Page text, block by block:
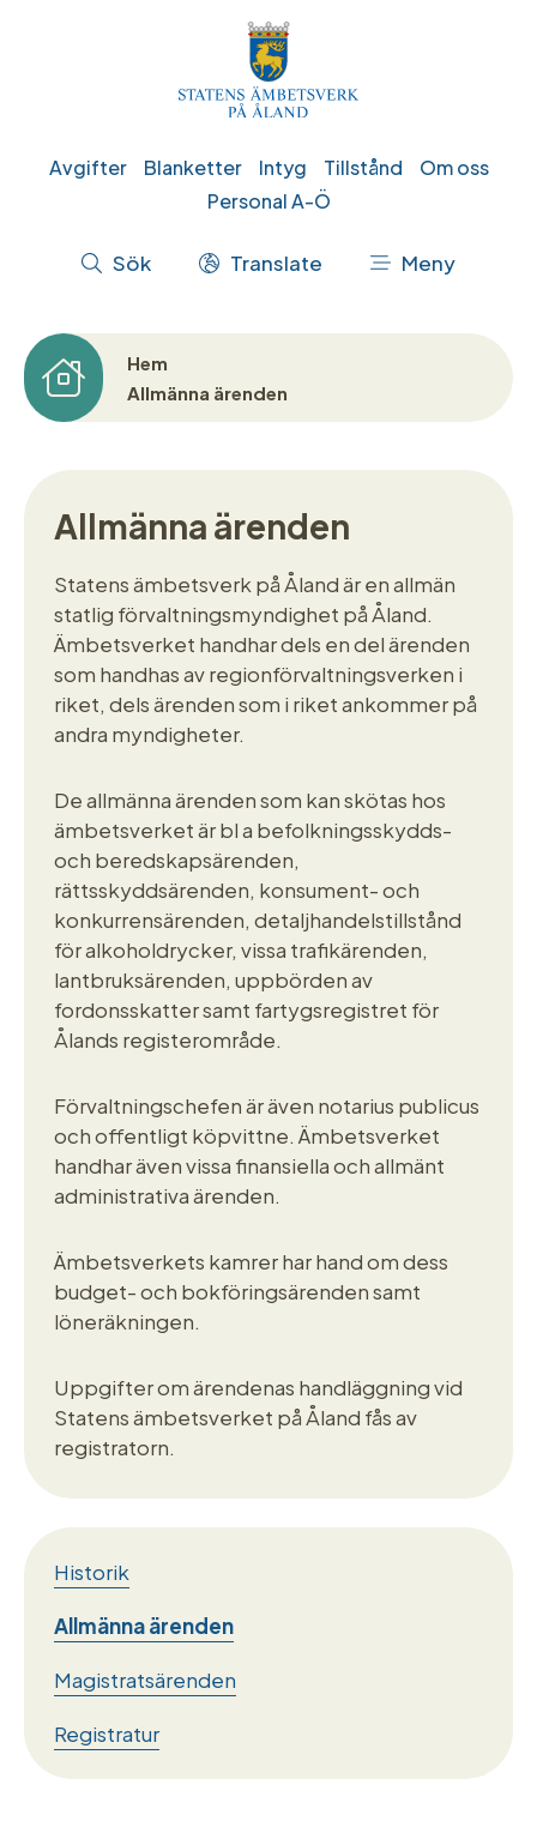
Genvägar
Avgifter Blanketter Intyg Tillstånd
Om oss
Personal A-Ö
Åtgärdsmeny
Sök Translate Meny
Länkstig
Hem
Allmänna ärenden
Allmänna ärenden
Statens ämbetsverk på Åland är en allmän
statlig förvaltningsmyndighet på Åland.
Ämbetsverket handhar dels en del ärenden
som handhas av regionförvaltningsverken i
riket, dels ärenden som i riket ankommer på
andra myndigheter.
De allmänna ärenden som kan skötas hos
ämbetsverket är bl a befolkningsskydds-
och beredskapsärenden,
rättsskyddsärenden, konsument- och
konkurrensärenden, detaljhandelstillstånd
för alkoholdrycker, vissa trafikärenden,
lantbruksärenden, uppbörden av
fordonsskatter samt fartygsregistret för
Ålands registerområde.
Förvaltningschefen är även notarius publicus
och offentligt köpvittne. Ämbetsverket
handhar även vissa finansiella och allmänt
administrativa ärenden.
Ämbetsverkets kamrer har hand om dess
budget- och bokföringsärenden samt
löneräkningen.
Uppgifter om ärendenas handläggning vid
Statens ämbetsverket på Åland fås av
registratorn.
Historik
Allmänna ärenden
Magistratsärenden
Registratur